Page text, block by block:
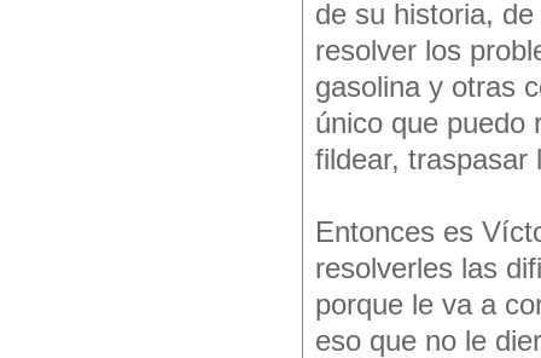
de su historia,
resolver los
gasolina y otras
único que puedo
fildear, traspasar
Entonces es
resolverles las
porque le va a
eso que no le